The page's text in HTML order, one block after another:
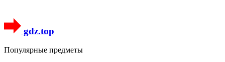
gdz.top
Популярные предметы